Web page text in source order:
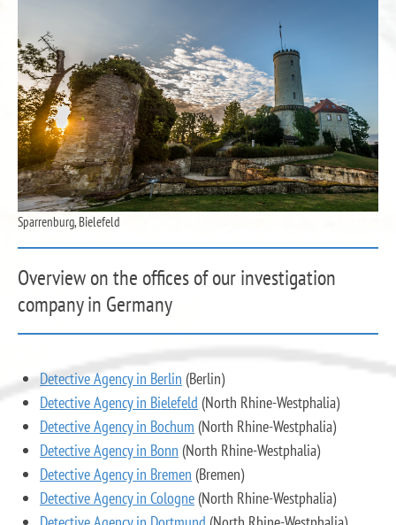
Sparrenburg, Bielefeld
Overview on the offices of our investigation
company in Germany
Detective Agency in Berlin (Berlin)
Detective Agency in Bielefeld (North Rhine-Westphalia)
Detective Agency in Bochum (North Rhine-Westphalia)
Detective Agency in Bonn (North Rhine-Westphalia)
Detective Agency in Bremen (Bremen)
Detective Agency in Cologne(North Rhine-Westphalia)